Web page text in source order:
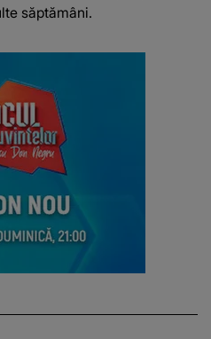
săptămâni.